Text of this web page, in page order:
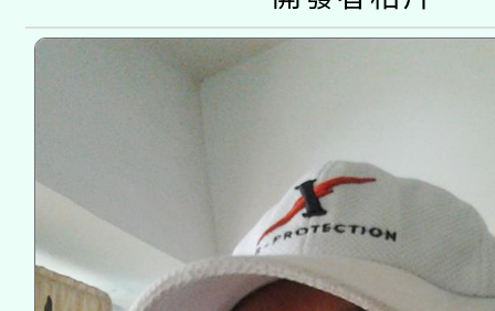
接種之民眾」措施，延
月28日止